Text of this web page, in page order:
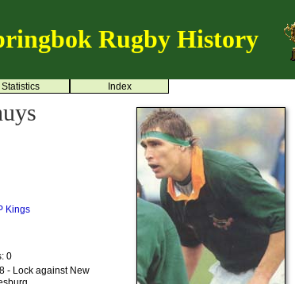
Rugby History
Statistics Index
Kings
0
- Lock against New